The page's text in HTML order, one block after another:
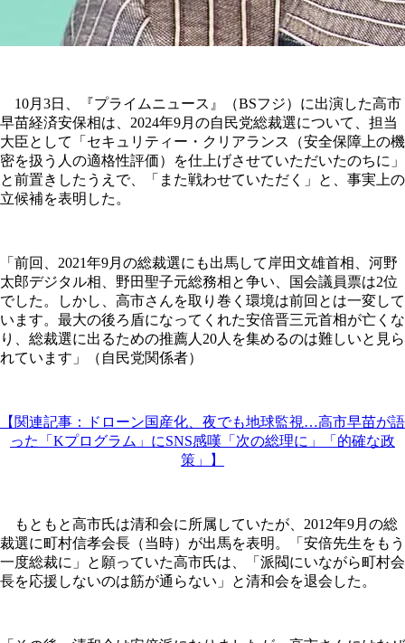
10月3日、『プライムニュース』（BSフジ）に出演した高市
早苗経済安保相は、2024年9月の自民党総裁選について、担当
大臣として「セキュリティー・クリアランス（安全保障上の機
密を扱う人の適格性評価）を仕上げさせていただいたのちに」
と前置きしたうえで、「また戦わせていただく」と、事実上の
立候補を表明した。
「前回、2021年9月の総裁選にも出馬して岸田文雄首相、河野
太郎デジタル相、野田聖子元総務相と争い、国会議員票は2位
でした。しかし、高市さんを取り巻く環境は前回とは一変して
います。最大の後ろ盾になってくれた安倍晋三元首相が亡くな
り、総裁選に出るための推薦人20人を集めるのは難しいと見ら
れています」（自民党関係者）
【関連記事：ドローン国産化、夜でも地球監視…高市早苗が語
った「Kプログラム」にSNS感嘆「次の総理に」「的確な政
策」】
もともと高市氏は清和会に所属していたが、2012年9月の総
裁選に町村信孝会長（当時）が出馬を表明。「安倍先生をもう
一度総裁に」と願っていた高市氏は、「派閥にいながら町村会
長を応援しないのは筋が通らない」と清和会を退会した。